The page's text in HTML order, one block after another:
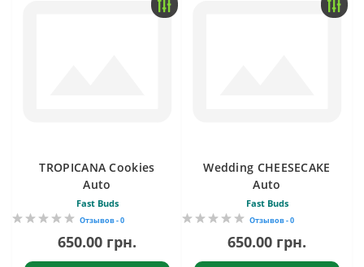
TROPICANA Cookies
Auto
Fast Buds
Отзывов - 0
650.00 грн.
Wedding CHEESECAKE
Auto
Fast Buds
Отзывов - 0
650.00 грн.